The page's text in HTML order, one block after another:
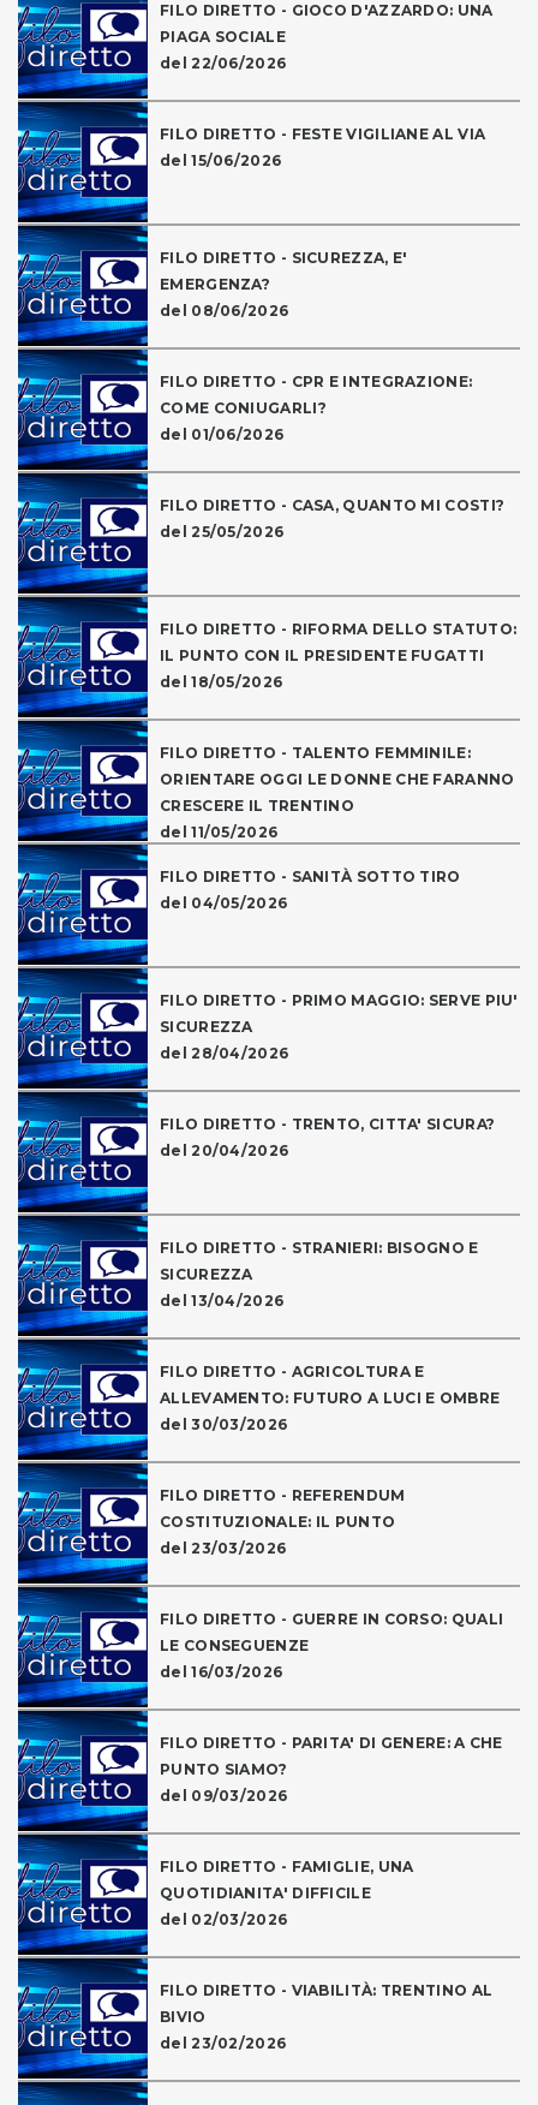
FILO DIRETTO - GIOCO D'AZZARDO: UNA
PIAGA SOCIALE
del 22/06/2026
FILO DIRETTO - FESTE VIGILIANE AL VIA
del 15/06/2026
FILO DIRETTO - SICUREZZA, E'
EMERGENZA?
del 08/06/2026
FILO DIRETTO - CPR E INTEGRAZIONE:
COME CONIUGARLI?
del 01/06/2026
FILO DIRETTO - CASA, QUANTO MI COSTI?
del 25/05/2026
FILO DIRETTO - RIFORMA DELLO STATUTO:
IL PUNTO CON IL PRESIDENTE FUGATTI
del 18/05/2026
FILO DIRETTO - TALENTO FEMMINILE:
ORIENTARE OGGI LE DONNE CHE FARANNO
CRESCERE IL TRENTINO
del 11/05/2026
FILO DIRETTO - SANITÀ SOTTO TIRO
del 04/05/2026
FILO DIRETTO - PRIMO MAGGIO: SERVE PIU'
SICUREZZA
del 28/04/2026
FILO DIRETTO - TRENTO, CITTA' SICURA?
del 20/04/2026
FILO DIRETTO - STRANIERI: BISOGNO E
SICUREZZA
del 13/04/2026
FILO DIRETTO - AGRICOLTURA E
ALLEVAMENTO: FUTURO A LUCI E OMBRE
del 30/03/2026
FILO DIRETTO - REFERENDUM
COSTITUZIONALE: IL PUNTO
del 23/03/2026
FILO DIRETTO - GUERRE IN CORSO: QUALI
LE CONSEGUENZE
del 16/03/2026
FILO DIRETTO - PARITA' DI GENERE: A CHE
PUNTO SIAMO?
del 09/03/2026
FILO DIRETTO - FAMIGLIE, UNA
QUOTIDIANITA' DIFFICILE
del 02/03/2026
FILO DIRETTO - VIABILITÀ: TRENTINO AL
BIVIO
del 23/02/2026